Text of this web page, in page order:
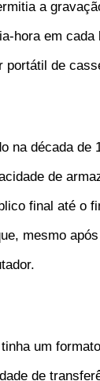
a
hora em
portátil de
na década
de
final até o
mesmo
um
de